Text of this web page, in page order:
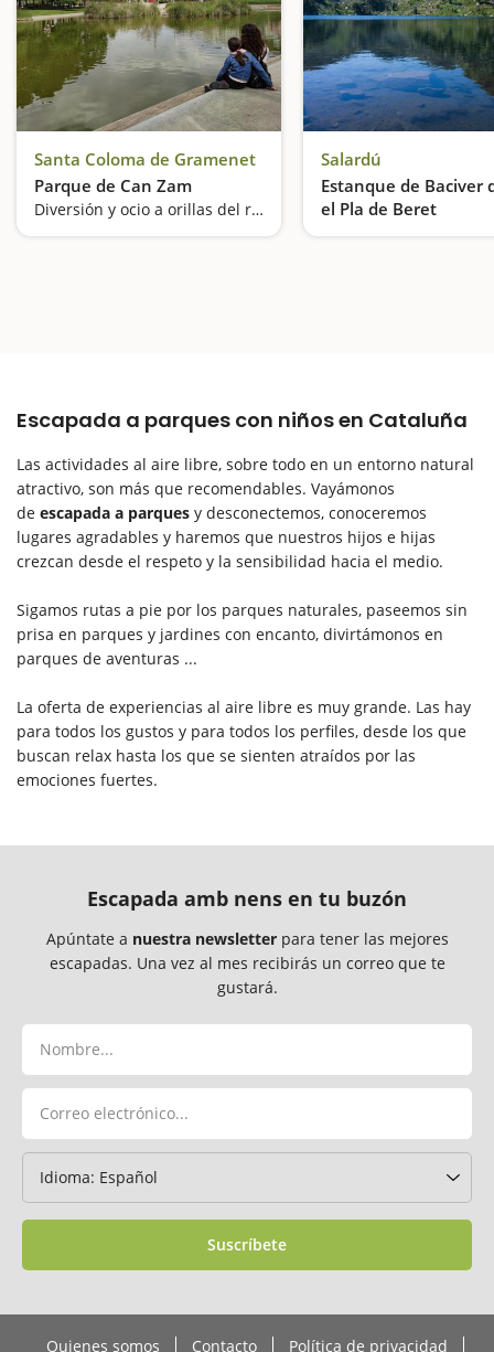
Santa Coloma de Gramenet
Parque de Can Zam
Diversión y ocio a orillas del río Besòs
Salardú
Estanque de Baciver
el Pla de Beret
Escapada a parques con niños en Cataluña
Las actividades al aire libre, sobre todo en un entorno natural
atractivo, son más que recomendables. Vayámonos
de escapada a parques y desconectemos, conoceremos
lugares agradables y haremos que nuestros hijos e hijas
crezcan desde el respeto y la sensibilidad hacia el medio.
Sigamos rutas a pie por los parques naturales, paseemos sin
prisa en parques y jardines con encanto, divirtámonos en
parques de aventuras ...
La oferta de experiencias al aire libre es muy grande. Las hay
para todos los gustos y para todos los perfiles, desde los que
buscan relax hasta los que se sienten atraídos por las
emociones fuertes.
Escapada amb nens en tu buzón
Apúntate a nuestra newsletterpara tener las mejores
escapadas. Una vez al mes recibirás un correo que te
gustará.
Suscríbete
Quienes somos Contacto Política de privacidad